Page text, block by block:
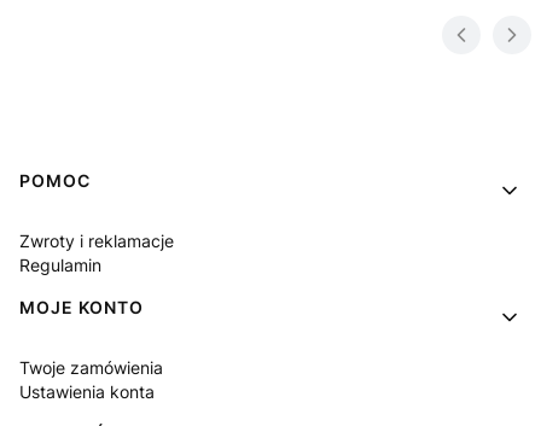
Linki w stopce
POMOC
Zwroty i reklamacje
Regulamin
MOJE KONTO
Twoje zamówienia
Ustawienia konta